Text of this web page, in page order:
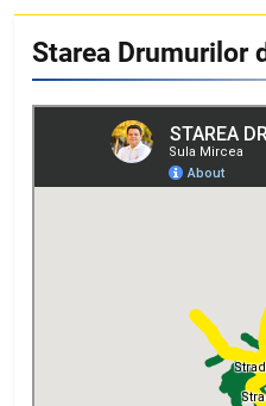
Starea Drumurilor